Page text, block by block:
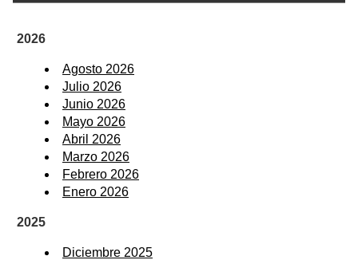
2026
Agosto 2026
Julio 2026
Junio 2026
Mayo 2026
Abril 2026
Marzo 2026
Febrero 2026
Enero 2026
2025
Diciembre 2025